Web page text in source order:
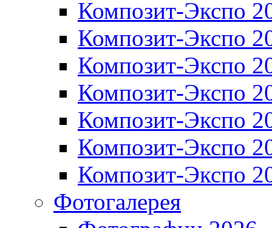
Композит-Экспо
Композит-Экспо
Композит-Экспо
Композит-Экспо
Композит-Экспо
Композит-Экспо
Композит-Экспо
Фотогалерея